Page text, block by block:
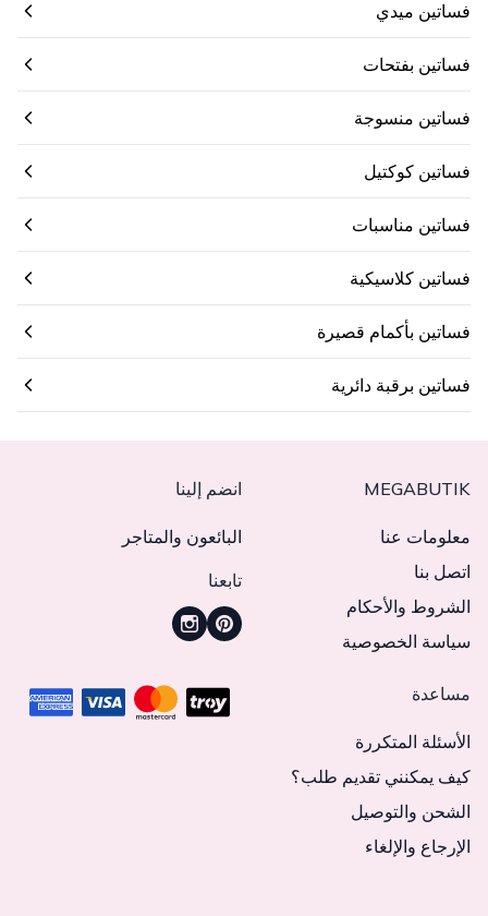
فساتين ميدي
فساتين بفتحات
فساتين منسوجة
فساتين كوكتيل
فساتين مناسبات
فساتين كلاسيكية
فساتين بأكمام قصيرة
فساتين برقبة دائرية
MEGABUTIK
معلومات عنا
اتصل بنا
الشروط والأحكام
سياسة الخصوصية
انضم إلينا
البائعون والمتاجر
تابعنا
مساعدة
الأسئلة المتكررة
كيف يمكنني تقديم طلب؟
الشحن والتوصيل
الإرجاع والإلغاء